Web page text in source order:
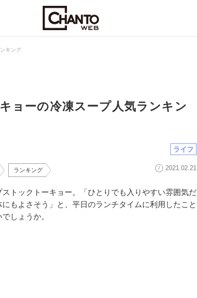
キング
ョーの冷凍スープ人気ランキン
ライフ
ランキング 2021.02.21
トックトーキョー。「ひとりでも入りやすい雰囲気だ
もよさそう」と、平日のランチタイムに利用したこと
しょうか。